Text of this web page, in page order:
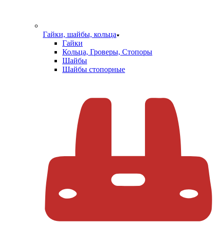
Гайки, шайбы, кольца
Гайки
Кольца, Гроверы, Стопоры
Шайбы
Шайбы стопорные